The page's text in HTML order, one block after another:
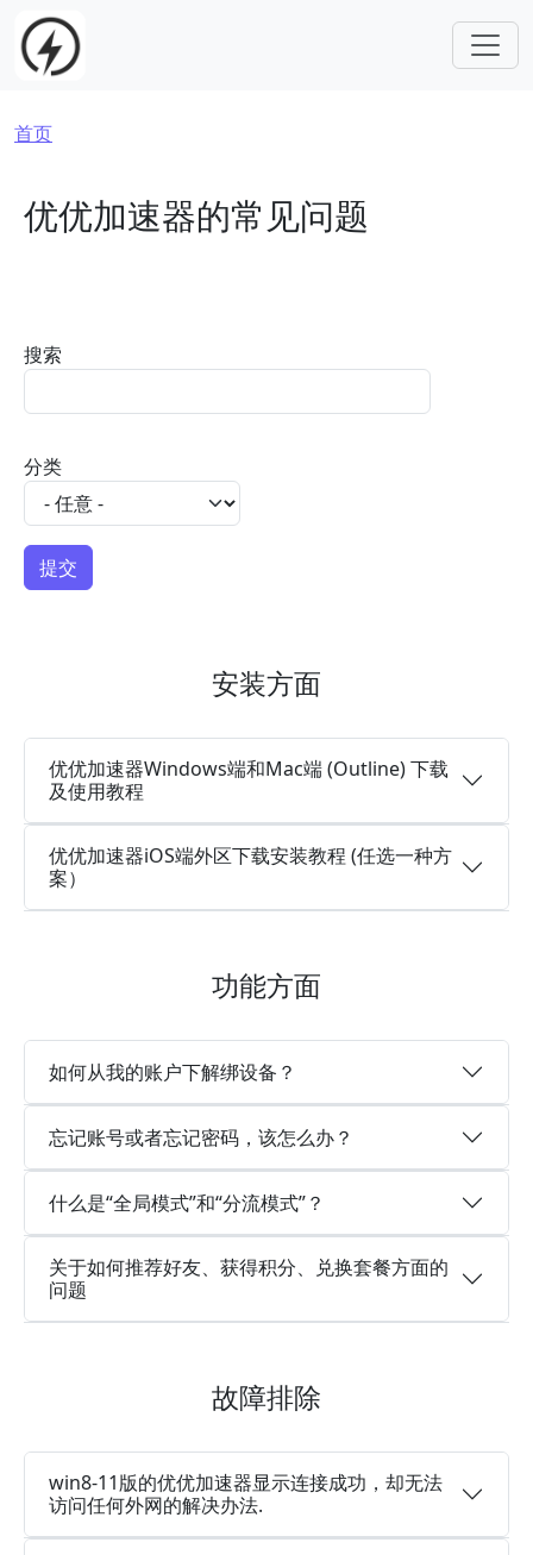
跳转到主要内容
面包屑
首页
优优加速器的常见问题
搜索
分类
安装方面
优优加速器Windows端和Mac端 (Outline) 下载
及使用教程
优优加速器iOS端外区下载安装教程 (任选一种方
案）
功能方面
如何从我的账户下解绑设备？
忘记账号或者忘记密码，该怎么办？
什么是“全局模式”和“分流模式”？
关于如何推荐好友、获得积分、兑换套餐方面的
问题
故障排除
win8-11版的优优加速器显示连接成功，却无法
访问任何外网的解决办法.